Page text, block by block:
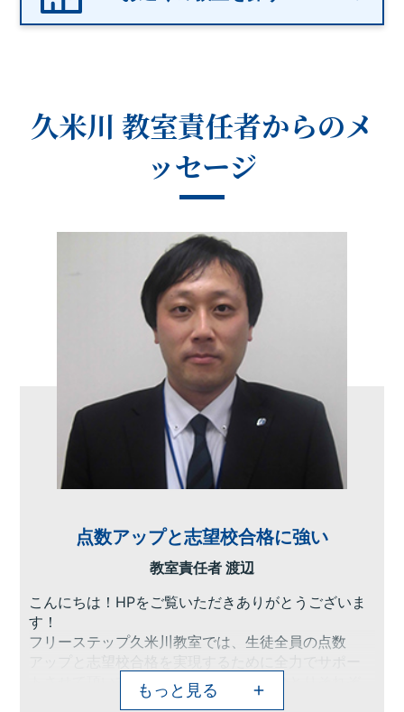
久米川 教室責任者からのメ
ッセージ
点数アップと志望校合格に強い
教室責任者 渡辺
こんにちは！HPをご覧いただきありがとうございま
す！
フリーステップ久米川教室では、生徒全員の点数
アップと志望校合格を実現するために全力でサポー
トさせて頂いております。目標は一人ひとりそれぞ
れだと思います。そこで私たちは皆様の目標や要望
もっと見る